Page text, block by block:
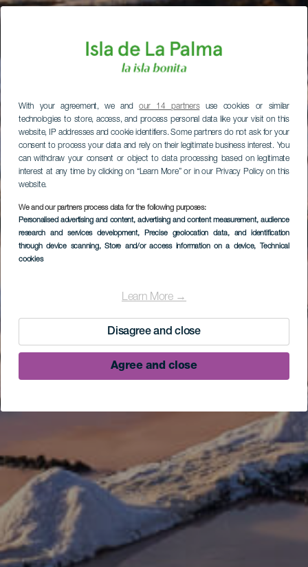
With your agreement, we andour 14 partnersuse cookies or similar
technologies to store, access, and process personal data like your visit on this
website, IP addresses and cookie identifiers. Some partners do not ask for your
consent to process your data and rely on their legitimate business interest. You
can withdraw your consent or object to data processing based on legitimate
interest at any time by clicking on “Learn More” or in our Privacy Policy on this
website.
We and our partners process data for the following purposes:
Personalised advertising and content, advertising and content measurement, audience
research and services development, Precise geolocation data, and identification
through device scanning, Store and/or access information on a device, Technical
cookies
Learn More →
Disagree and close
Agree and close